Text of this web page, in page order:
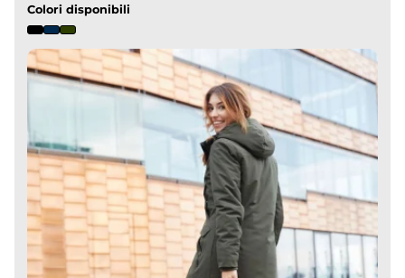
Colori disponibili